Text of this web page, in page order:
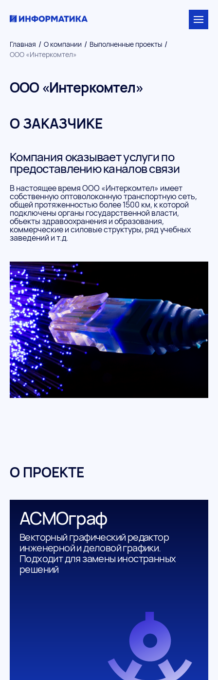
Главная / О компании / Выполненные проекты /
ООО «Интеркомтел»
ООО «Интеркомтел»
О ЗАКАЗЧИКЕ
Компания оказывает услуги по
предоставлению каналов связи
В настоящее время ООО «Интеркомтел» имеет
собственную оптоволоконную транспортную сеть,
общей протяженностью более 1500 км, к которой
подключены органы государственной власти,
объекты здравоохранения и образования,
коммерческие и силовые структуры, ряд учебных
заведений и т.д.
О ПРОЕКТЕ
АСМОграф
Векторный графический редактор
инженерной и деловой графики.
Подходит для замены иностранных
решений